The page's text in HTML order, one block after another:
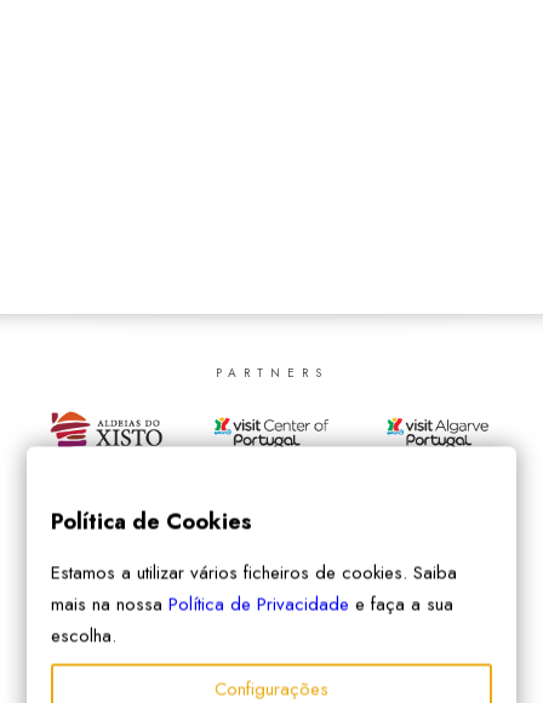
PARTNERS
Política de Cookies
Estamos a utilizar vários ficheiros de cookies. Saiba
mais na nossaPolítica de Privacidade e faça a sua
escolha.
Configurações